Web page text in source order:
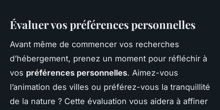
Évaluer vos préférences personnelles
Avant même de commencer vos recherches
d’hébergement, prenez un moment pour réfléchir à
vos préférences personnelles. Aimez-vous
l’animation des villes ou préférez-vous la tranquillité
de la nature ? Cette évaluation vous aidera à affiner